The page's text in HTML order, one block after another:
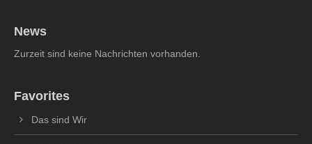
News
Zurzeit sind keine Nachrichten vorhanden.
Favorites
Das sind Wir